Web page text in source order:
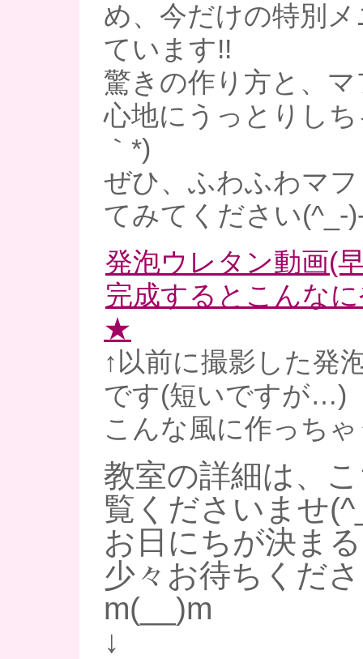
め、今だけの特別
ています!!
驚きの作り方と、
心地にうっとりし
｀*)
ぜひ、ふわふわマ
てみてください
発泡ウレタン動画(
完成するとこんな
★
↑以前に撮影した発
です(短いですが…)
こんな風に作っち
教室の詳細は、
覧くださいませ
お日にちが決ま
少々お待ちくだ
m(__)m
↓